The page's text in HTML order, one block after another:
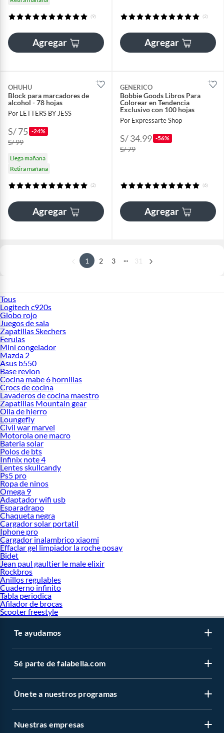
(9)
Agregar
(2)
Agregar
OHUHU
Block para marcadores de
alcohol - 78 hojas
Por LETTERS BY JESS
S/ 75 -24%
S/ 99
Llega mañana
Retira mañana
(2)
Agregar
GENERICO
Bobbie Goods Libros Para
Colorear en Tendencia
Exclusivo con 100 hojas
Por Expressarte Shop
S/ 34.99 -56%
S/ 79
(6)
Agregar
1 2 3 31
Tous
Logitech c920s
Globo rojo
Juegos de sala
Zapatillas Skechers
Ferulas
Mini congelador
Mazda 2
Asus b550
Base revlon
Cocina mabe 6 hornillas
Crocs de cocina
Lavaderos de cocina maestro
Zapatillas Mountain gear
Olla de hierro
Loungefly
Civil war marvel
Motorola one macro
Bateria solar
Polos de bts
Infinix note 4
Lentes skullcandy
Ps5 pro
Ropa de ninos
Omega 9
Adaptador wifi usb
Esparadrapo
Chaqueta negra
Cargador solar portatil
Iphone pro
Cargador inalambrico xiaomi
Effaclar gel limpiador la roche posay
Bidet
Jean paul gaultier le male elixir
Rockbros
Anillos regulables
Cuaderno infinito
Tabla periodica
Afilador de brocas
Scooter freestyle
Te ayudamos
Sé parte de falabella.com
Únete a nuestros programas
Nuestras empresas